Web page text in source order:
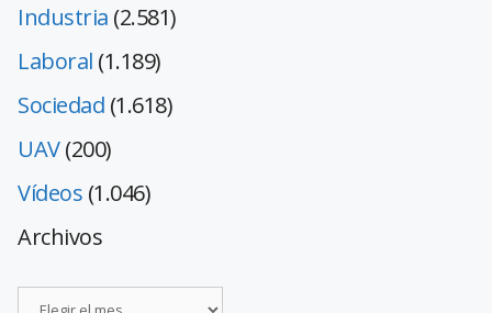
Industria (2.581)
Laboral (1.189)
Sociedad (1.618)
UAV(200)
Vídeos (1.046)
Archivos